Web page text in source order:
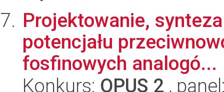
Projektowanie,
potencjału
fosfinowych analogó...
Konkurs: OPUS 2 ,